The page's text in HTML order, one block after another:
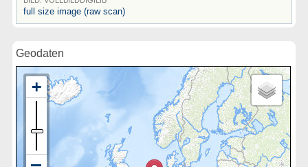
full size image (raw scan)
Geodaten